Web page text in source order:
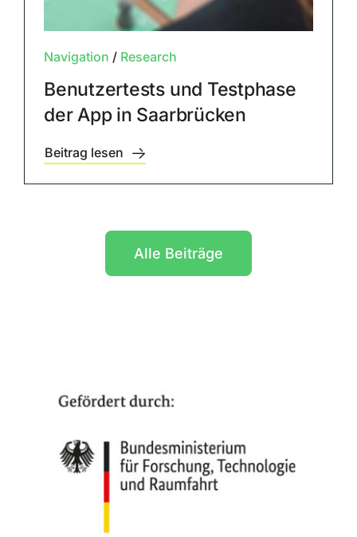
Navigation / Research
Benutzertests und Testphase
der App in Saarbrücken
Beitrag lesen
Alle Beiträge